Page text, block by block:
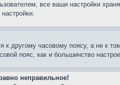
все ваши настройки
другому часовому поясу, а не к
пояс, как и большинство
неправильное!